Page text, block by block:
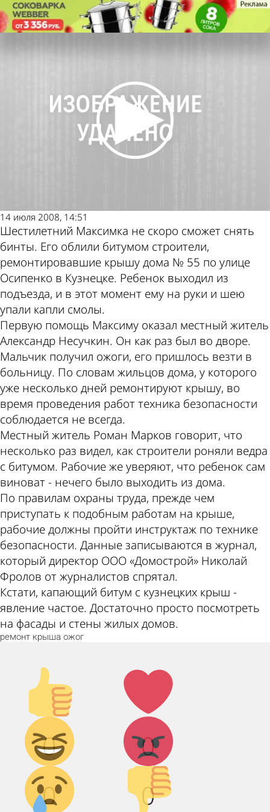
С кузнецких крыш течет
расплавленный битум
Происшествия
14 июля 2008, 14:51
Шестилетний Максимка не скоро сможет снять
бинты. Его облили битумом строители,
ремонтировавшие крышу дома № 55 по улице
Осипенко в Кузнецке. Ребенок выходил из
подъезда, и в этот момент ему на руки и шею
упали капли смолы.
Первую помощь Максиму оказал местный житель
Александр Несучкин. Он как раз был во дворе.
Мальчик получил ожоги, его пришлось везти в
больницу. По словам жильцов дома, у которого
уже несколько дней ремонтируют крышу, во
время проведения работ техника безопасности
соблюдается не всегда.
Местный житель Роман Марков говорит, что
несколько раз видел, как строители роняли ведра
с битумом. Рабочие же уверяют, что ребенок сам
виноват - нечего было выходить из дома.
По правилам охраны труда, прежде чем
приступать к подобным работам на крыше,
рабочие должны пройти инструктаж по технике
безопасности. Данные записываются в журнал,
который директор ООО «Домострой» Николай
Фролов от журналистов спрятал.
Кстати, капающий битум с кузнецких крыш -
явление частое. Достаточно просто посмотреть
на фасады и стены жилых домов.
ремонт крыша ожог
Палец
вверх!
0
Лайк!
0
Дикий
смех!
0
Агрессия!
0
Грусть :(
Палец
вниз!
расплавленный битум
Другие новости
по теме
Погода и курсы
валют в Пензе